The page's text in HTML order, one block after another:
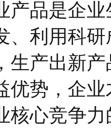
产品是企
、利用科
生产出新
优势，企
核心竞争